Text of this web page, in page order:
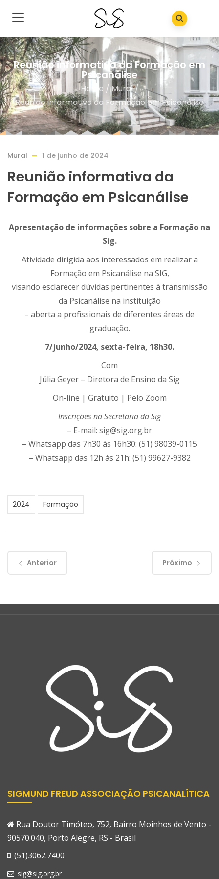
Reunião informativa da Formação em
Psicanálise
Home / Mural/
Reunião informativa da Formação em Psicanálise
Mural 1 de junho de 2024
Reunião informativa da
Formação em Psicanálise
Apresentação de informações sobre a Formação na
Sig.
Atividade dirigida aos interessados em realizar a
Formação em Psicanálise na SIG,
visando esclarecer dúvidas pertinentes à transmissão
da Psicanálise na instituição
– aberta a profissionais de diferentes áreas de
graduação.
7/junho/2024, sexta-feira, 18h30.
Com
Júlia Geyer – Diretora de Ensino da Sig
On-line | Gratuito | Pelo Zoom
Inscrições na Secretaria da Sig
– E-mail: sig@sig.org.br
– Whatsapp das 7h30 às 16h30: (51) 98039-0115
– Whatsapp das 12h às 21h: (51) 99627-9382
2024 Formação
Anterior Próximo
SIGMUND FREUD ASSOCIAÇÃO PSICANALÍTICA
Rua Doutor Timóteo, 752, Bairro Moinhos de Vento -
90570.040, Porto Alegre, RS - Brasil
(51)3062.7400
sig@sig.org.br